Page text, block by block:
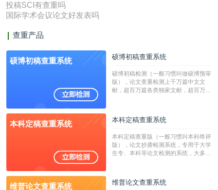
投稿SCI有查重吗
国际学术会议论文好发表吗
查重产品
硕博初稿查重系统 硕博初稿查重系统
硕博初稿检测（一般习惯叫做硕博预审
版），论文查重检测上千万篇中文文
献，超百万篇各类独家文献，超百万港
校用来检测硕博论文的系统，检测范围
广，数据来源真实，检测算法合理!本
字符数30万）
本科定稿查重系统 本科定稿查重系统
本科定稿查重版（一般习惯叫本科终评
版），论文抄袭检测系统，专用于大学
生专、本科等论文检测的系统，大多数
维普论文查重系统 维普论文查重系统